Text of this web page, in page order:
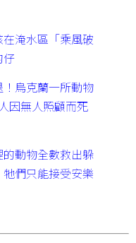
淹水區「乘風破
仔
烏克蘭一所動物
因無人照顧而死
的動物全數救出躲
們只能接受安樂